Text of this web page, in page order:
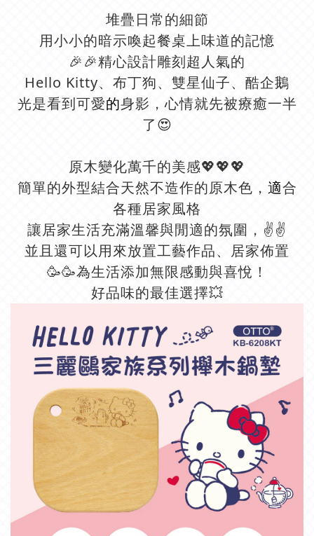
堆疊日常的細節
用小小的暗示喚起餐桌上味道的記憶
🎉🎉精心設計雕刻超人氣的
Hello Kitty、布丁狗、雙星仙子、酷企鵝
光是看到可愛的身影，心情就先被療癒一半
了😍
原木變化萬千的美感💖💖💖
簡單的外型結合天然不造作的原木色， 適合
各種居家風格
讓居家生活充滿溫馨與閒適的氛圍，✌️✌️
並且還可以用來放置工藝作品、居家佈置
🥳🥳為生活添加無限感動與喜悅！
好品味的最佳選擇💥